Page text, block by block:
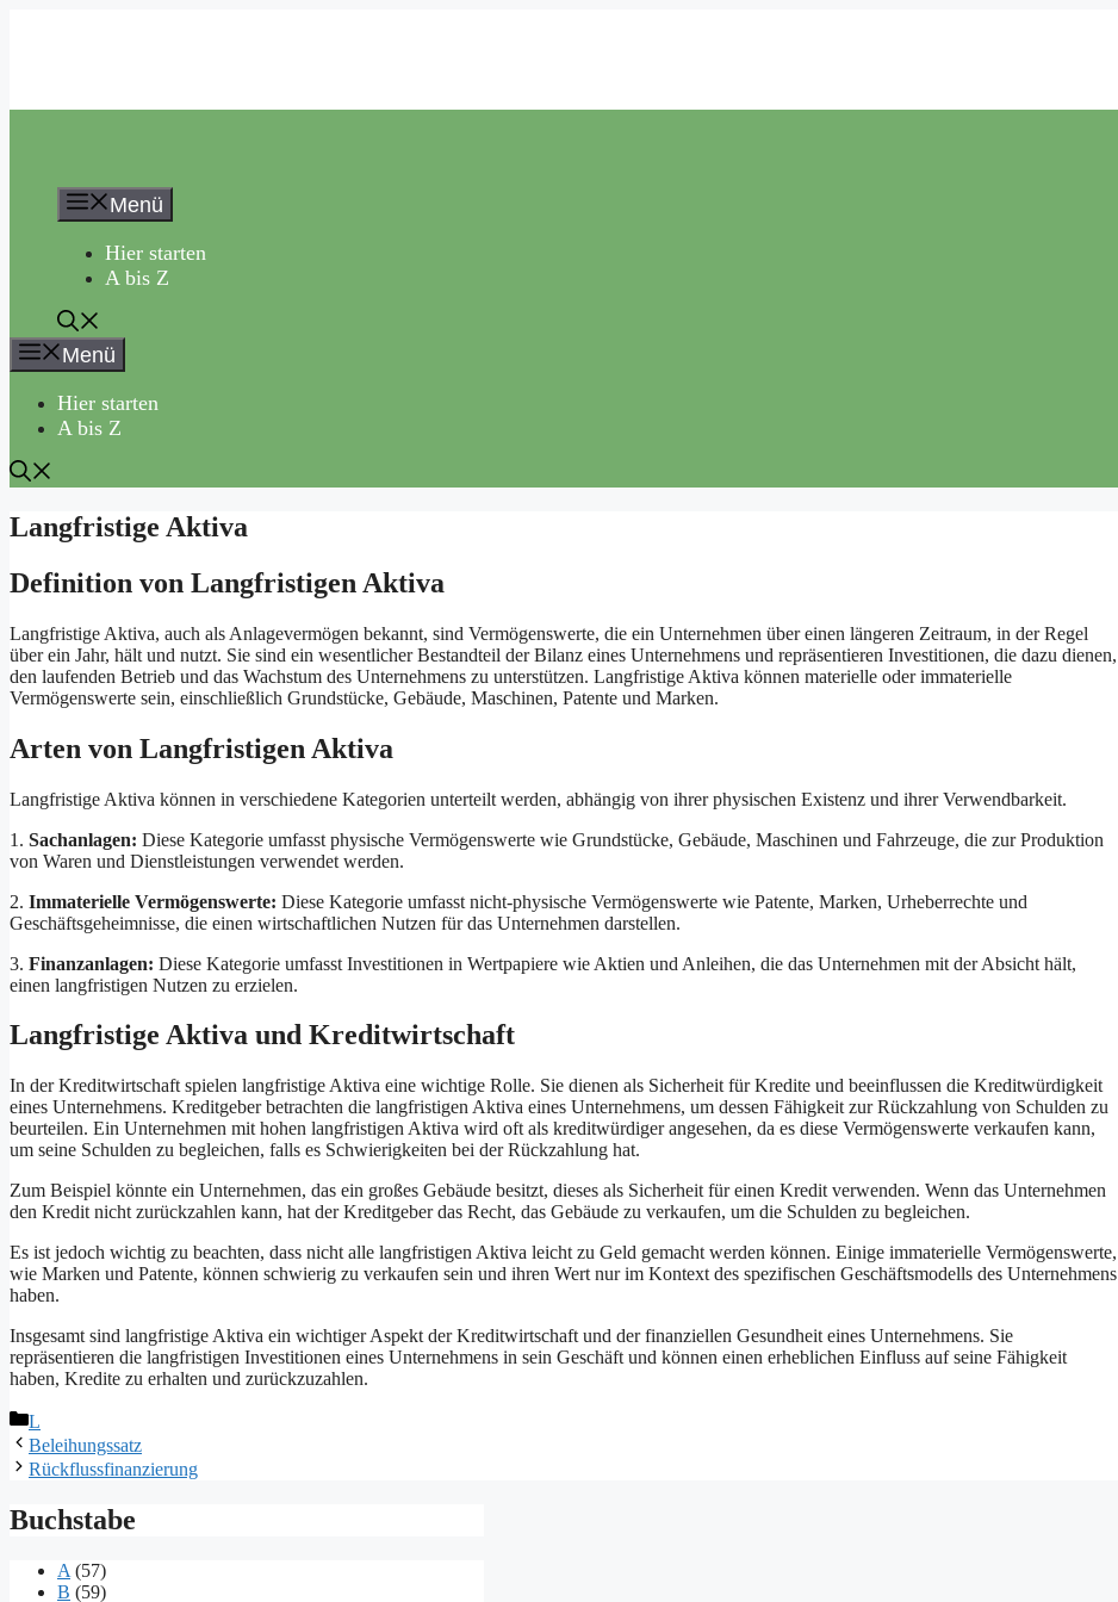
Menü
Hier starten
A bis Z
Menü
Hier starten
A bis Z
Langfristige Aktiva
Definition von Langfristigen Aktiva
Langfristige Aktiva, auch als Anlagevermögen bekannt, sind Vermögenswerte, die ein Unternehmen über einen längeren Zeitraum, in der Regel
über ein Jahr, hält und nutzt. Sie sind ein wesentlicher Bestandteil der Bilanz eines Unternehmens und repräsentieren Investitionen, die dazu dienen,
den laufenden Betrieb und das Wachstum des Unternehmens zu unterstützen. Langfristige Aktiva können materielle oder immaterielle
Vermögenswerte sein, einschließlich Grundstücke, Gebäude, Maschinen, Patente und Marken.
Arten von Langfristigen Aktiva
Langfristige Aktiva können in verschiedene Kategorien unterteilt werden, abhängig von ihrer physischen Existenz und ihrer Verwendbarkeit.
1. Sachanlagen: Diese Kategorie umfasst physische Vermögenswerte wie Grundstücke, Gebäude, Maschinen und Fahrzeuge, die zur Produktion
von Waren und Dienstleistungen verwendet werden.
2. Immaterielle Vermögenswerte: Diese Kategorie umfasst nicht-physische Vermögenswerte wie Patente, Marken, Urheberrechte und
Geschäftsgeheimnisse, die einen wirtschaftlichen Nutzen für das Unternehmen darstellen.
3. Finanzanlagen: Diese Kategorie umfasst Investitionen in Wertpapiere wie Aktien und Anleihen, die das Unternehmen mit der Absicht hält,
einen langfristigen Nutzen zu erzielen.
Langfristige Aktiva und Kreditwirtschaft
In der Kreditwirtschaft spielen langfristige Aktiva eine wichtige Rolle. Sie dienen als Sicherheit für Kredite und beeinflussen die Kreditwürdigkeit
eines Unternehmens. Kreditgeber betrachten die langfristigen Aktiva eines Unternehmens, um dessen Fähigkeit zur Rückzahlung von Schulden zu
beurteilen. Ein Unternehmen mit hohen langfristigen Aktiva wird oft als kreditwürdiger angesehen, da es diese Vermögenswerte verkaufen kann,
um seine Schulden zu begleichen, falls es Schwierigkeiten bei der Rückzahlung hat.
Zum Beispiel könnte ein Unternehmen, das ein großes Gebäude besitzt, dieses als Sicherheit für einen Kredit verwenden. Wenn das Unternehmen
den Kredit nicht zurückzahlen kann, hat der Kreditgeber das Recht, das Gebäude zu verkaufen, um die Schulden zu begleichen.
Es ist jedoch wichtig zu beachten, dass nicht alle langfristigen Aktiva leicht zu Geld gemacht werden können. Einige immaterielle Vermögenswerte,
wie Marken und Patente, können schwierig zu verkaufen sein und ihren Wert nur im Kontext des spezifischen Geschäftsmodells des Unternehmens
haben.
Insgesamt sind langfristige Aktiva ein wichtiger Aspekt der Kreditwirtschaft und der finanziellen Gesundheit eines Unternehmens. Sie
repräsentieren die langfristigen Investitionen eines Unternehmens in sein Geschäft und können einen erheblichen Einfluss auf seine Fähigkeit
haben, Kredite zu erhalten und zurückzuzahlen.
Kategorien
L
Beleihungssatz
Rückflussfinanzierung
Buchstabe
A (57)
B (59)